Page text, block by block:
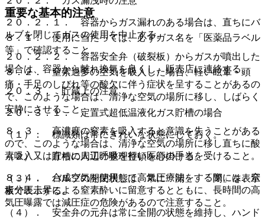
２０．２．１． 容器からガス漏れのある場合は、直ちにバ
ルブを閉じてガスの使用を中止する。
２０．２．２． 容器安全弁（破裂板）からガスが噴出した
場合は、容器から離れ換気を良くし、販売店に連絡する。
２０．３． 貯蔵上の注意
２０．３．１． 定置式超低温液化ガス貯槽の場合
（１）． 標識類は常にきれいな状態にしておく。
（２）． 貯槽の周辺の整理整頓を心掛ける。
（３）． バルブの開閉状態は、常に「開」、「閉」を表示
板で表示する。
（４）． 安全弁の元弁は常に全開の状態を維持し、ハンド
重要な基本的注意
８．１． 使用に当たっては、必ずガス名を「医薬品ラベル
等」で確認すること。
８．２． 窒素過多の空気を吸入した場合、軽い眩暈・頭
痛・手足のしびれ等の酸欠に伴う症状を呈することがあるの
で、このような場合は、清浄な空気の場所に移し、しばらく
安静にさせること。
８．３． 高濃度の窒素を吸入すると意識を失うことがある
ので、このような場合は、清浄な空気の場所に移し直ちに酸
素吸入又は直ちに人工呼吸を行い医師の手当を受けること。
８．４． 合成空気を使用して高気圧療法をする際には、窒
素分圧上昇による窒素酔いに留意するとともに、長時間の高
気圧曝露では減圧症の危険があるので注意すること。